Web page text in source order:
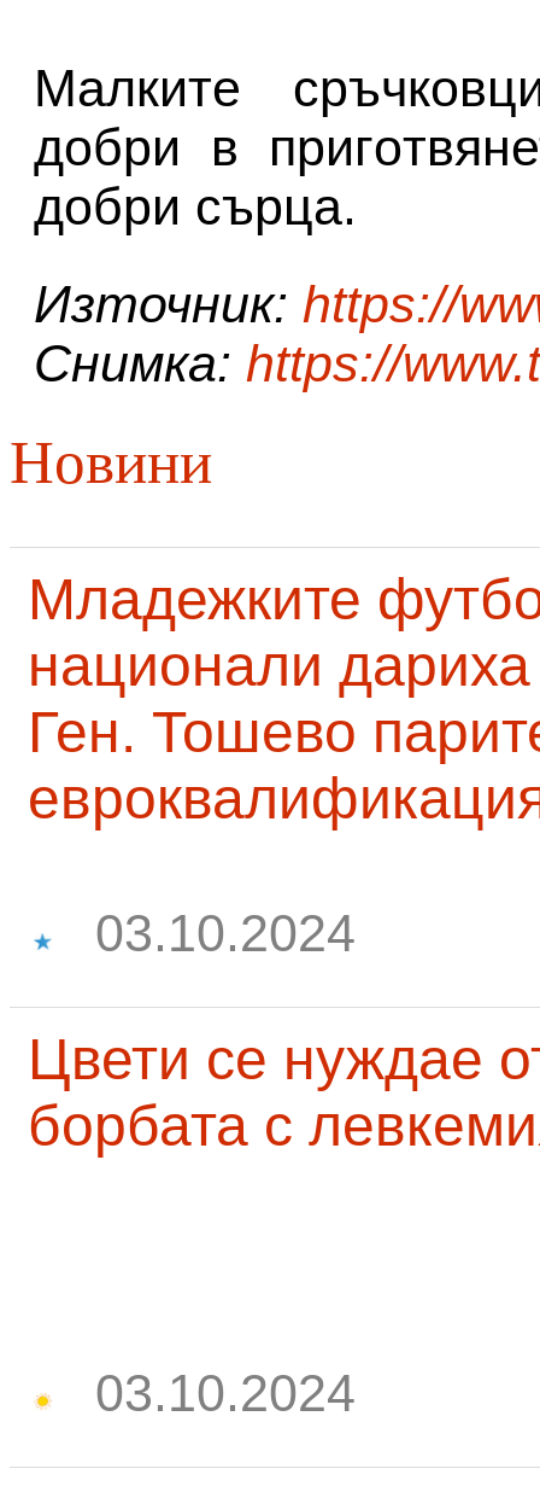
Малките
добри в
добри сърца.
Източник: https://
Снимка: https://
Новини
Младежките
национали
Ген. Тошево
03.10.2024
Цвети се нуждае
борбата с
03.10.2024